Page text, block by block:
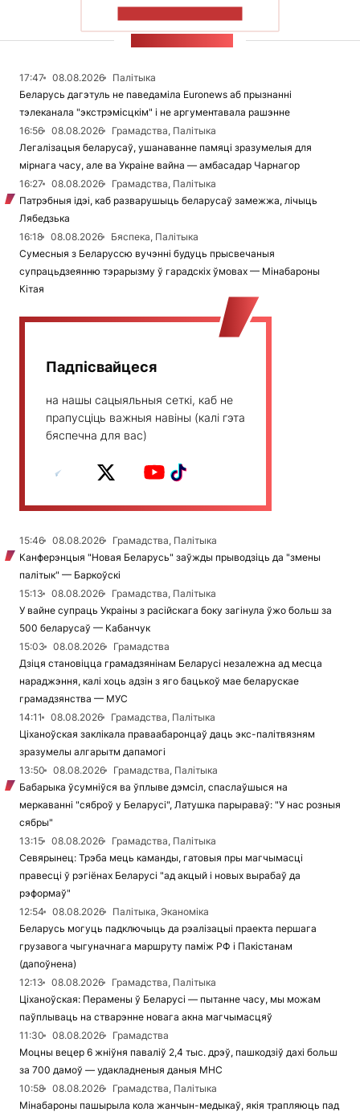
17:47 08.08.2026
Палітыка
Беларусь дагэтуль не паведаміла Euronews аб прызнанні
тэлеканала "экстрэмісцкім" і не аргументавала рашэнне
16:56
08.08.2026
Грамадства, Палітыка
Легалізацыя беларусаў, ушанаванне памяці зразумелыя для
мірнага часу, але ва Украіне вайна — амбасадар Чарнагор
16:27
08.08.2026
Грамадства, Палітыка
Патрэбныя ідэі, каб разварушыць беларусаў замежжа, лічыць
Лябедзька
16:18
08.08.2026
Бяспека, Палітыка
Сумесныя з Беларуссю вучэнні будуць прысвечаныя
супрацьдзеянню тэрарызму ў гарадскіх ўмовах — Мінабароны
Кітая
Падпісвайцеся
на нашы сацыяльныя сеткі, каб не
прапусціць важныя навіны (калі гэта
бяспечна для вас)
15:46 08.08.2026
Грамадства, Палітыка
Канферэнцыя "Новая Беларусь" заўжды прыводзіць да "змены
палітык" — Баркоўскі
15:13
08.08.2026
Грамадства, Палітыка
У вайне супраць Украіны з расійскага боку загінула ўжо больш за
500 беларусаў — Кабанчук
15:03
08.08.2026
Грамадства
Дзіця становіцца грамадзянінам Беларусі незалежна ад месца
нараджэння, калі хоць адзін з яго бацькоў мае беларускае
грамадзянства — МУС
14:11
08.08.2026
Грамадства, Палітыка
Ціханоўская заклікала праваабаронцаў даць экс-палітвязням
зразумелы алгарытм дапамогі
13:50
08.08.2026
Грамадства, Палітыка
Бабарыка ўсумніўся ва ўплыве дэмсіл, спаслаўшыся на
меркаванні "сяброў у Беларусі", Латушка парыраваў: "У нас розныя
сябры"
13:15
08.08.2026
Грамадства, Палітыка
Севярынец: Трэба мець каманды, гатовыя пры магчымасці
правесці ў рэгіёнах Беларусі "ад акцый і новых вырабаў да
рэформаў"
12:54
08.08.2026
Палітыка, Эканоміка
Беларусь могуць падключыць да рэалізацыі праекта першага
грузавога чыгуначнага маршруту паміж РФ і Пакістанам
(дапоўнена)
12:13
08.08.2026
Грамадства, Палітыка
Ціханоўская: Перамены ў Беларусі — пытанне часу, мы можам
паўплываць на стварэнне новага акна магчымасцяў
11:30
08.08.2026
Грамадства
Моцны вецер 6 жніўня паваліў 2,4 тыс. дрэў, пашкодзіў дахі больш
за 700 дамоў — удакладненыя даныя МНС
10:58
08.08.2026
Грамадства, Палітыка
Мінабароны пашырыла кола жанчын-медыкаў, якія трапляюць пад